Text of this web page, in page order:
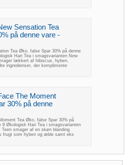
Sensation Tea
på denne vare -
Tea Øko, false Spar 30% på denne
Hari Tea i smagsvarianten New
lækkert af hibiscus, hyben,
ingredienser, der komplimente
The Moment
30% på denne
Tea Øko, false Spar 30% på
9 Økologisk Hari Tea i smagsvarianten
smager af en skøn blanding
frugt som hyben og æble samt eks